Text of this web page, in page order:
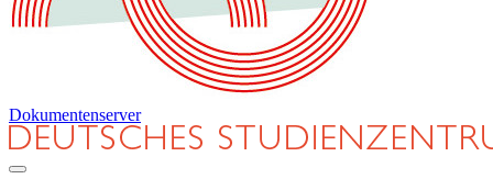
Dokumentenserver